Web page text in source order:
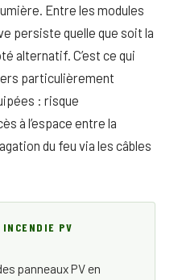
Entre les modules
persiste quelle que soit la
alternatif. C’est ce qui
particulièrement
: risque
à l’espace entre la
du feu via les câbles
PV
panneaux PV en